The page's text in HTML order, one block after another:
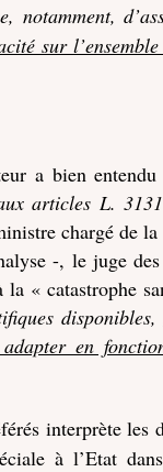
notamment,
sur
a bien
articles L.
chargé de la
-, le juge
la « catastrophe
disponibles,
en
interprète les
à l’Etat